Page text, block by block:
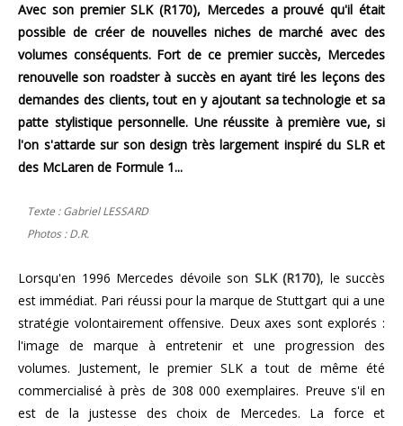
Avec son premier SLK (R170), Mercedes a prouvé qu'il était
possible de créer de nouvelles niches de marché avec des
volumes conséquents. Fort de ce premier succès, Mercedes
renouvelle son roadster à succès en ayant tiré les leçons des
demandes des clients, tout en y ajoutant sa technologie et sa
patte stylistique personnelle. Une réussite à première vue, si
l'on s'attarde sur son design très largement inspiré du SLR et
des McLaren de Formule 1...
Texte : Gabriel LESSARD
Photos : D.R.
Lorsqu'en 1996 Mercedes dévoile son SLK (R170), le succès
est immédiat. Pari réussi pour la marque de Stuttgart qui a une
stratégie volontairement offensive. Deux axes sont explorés :
l'image de marque à entretenir et une progression des
volumes. Justement, le premier SLK a tout de même été
commercialisé à près de 308 000 exemplaires. Preuve s'il en
est de la justesse des choix de Mercedes. La force et